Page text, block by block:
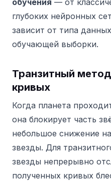
обучения — от
глубоких нейронных
зависит от типа
обучающей выборки.
Транзитный
кривых
Когда планета
она блокирует часть
небольшое снижение
звезды. Для
звезды непрерывно
полученных кривых